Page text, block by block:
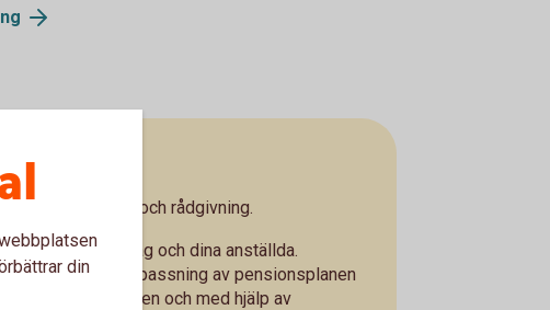
personlig service och rådgivning.
för ditt företag och dina anställda.
och anpassning av pensionsplanen
i internetbanken och med hjälp av
din